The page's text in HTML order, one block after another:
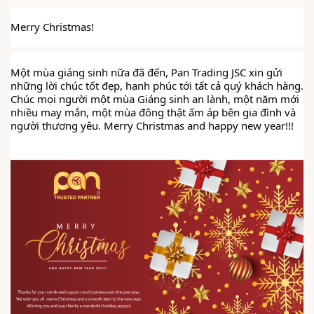
Merry Christmas!
Một mùa giáng sinh nữa đã đến, Pan Trading JSC xin gửi
những lời chúc tốt đẹp, hạnh phúc tới tất cả quý khách hàng.
Chúc mọi người một mùa Giáng sinh an lành, một năm mới
nhiều may mắn, một mùa đông thật ấm áp bên gia đình và
người thương yêu. Merry Christmas and happy new year!!!